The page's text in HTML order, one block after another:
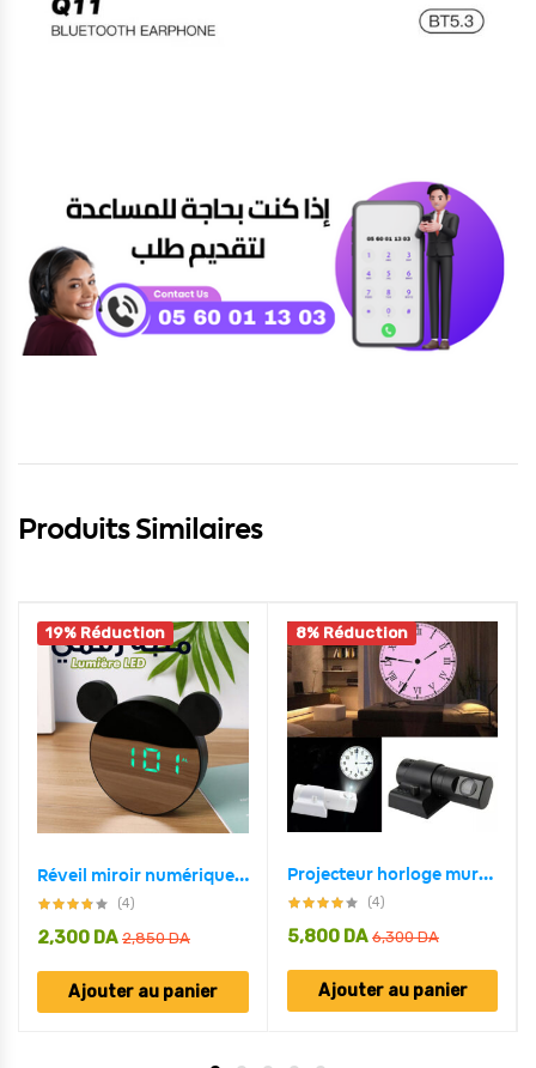
Produits Similaires
19% Réduction
Réveil miroir numérique intelligent en forme mickey mouse
(4)
2,850DA
2,300 DA
Ajouter au panier
8% Réduction
Projecteur horloge mural HD Rotation à 180 degrés 2 mode et 4 couleur
(4)
6,300DA
5,800 DA
Ajouter au panier